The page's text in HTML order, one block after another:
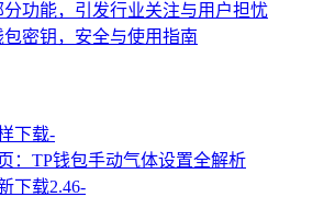
分功能，引发行业关注与用户担忧
密钥，安全与使用指南
下载-
：TP钱包手动气体设置全解析
下载2.46-